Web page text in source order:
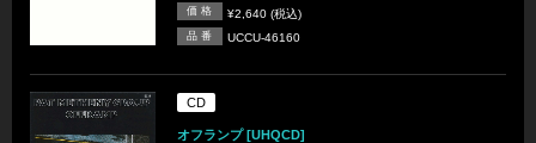
価 格 ¥2,640 (税込)
品 番 UCCU-46160
CD
オフランプ [UHQCD]